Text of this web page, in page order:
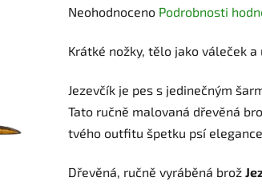
Průměrné
produktu
0,0
z
5
Neohodnoceno Podrobnosti
Krátké nožky, tělo jako váleček
Jezevčík je pes s jedinečným
Tato ručně malovaná dřevěná
tvého outfitu špetku psí
Dřevěná, ručně vyráběná brož